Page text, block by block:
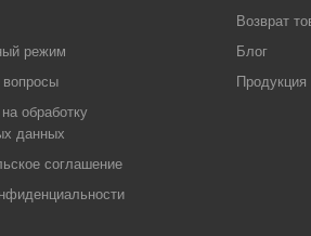
режим
обработку
данных
соглашение
Возврат
Блог
Продукция